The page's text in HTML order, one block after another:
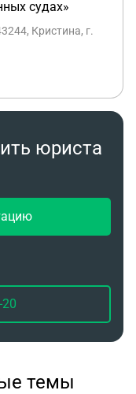
судах»
Кристина, г.
юриста
темы